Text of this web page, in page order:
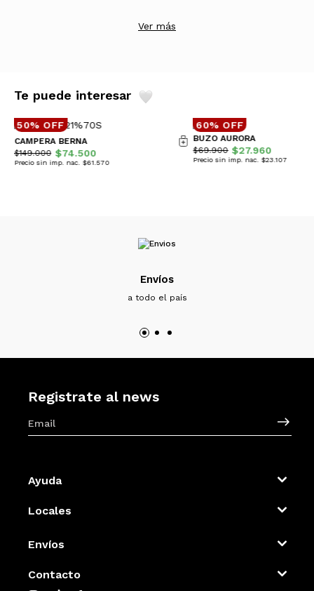
Ver más
Te puede interesar
50% OFF
CAMPERA BERNA
$149.000 $74.500
Precio sin imp. nac. $61.570
60% OFF
BUZO AURORA
$69.900 $27.960
Precio sin imp. nac. $23.107
Envíos
a todo el país
Registrate al news
Ayuda
Locales
Envíos
Contacto